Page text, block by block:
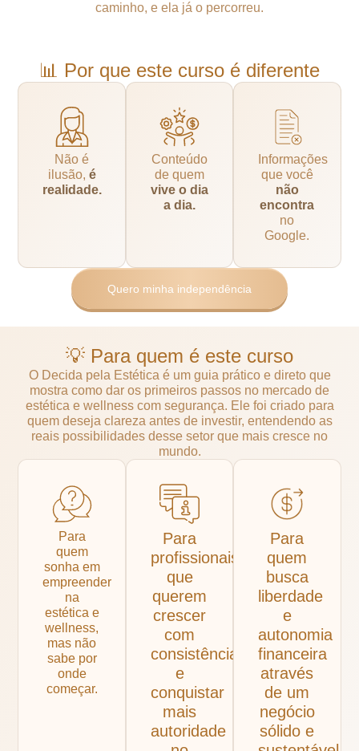
caminho, e ela já o percorreu.
📊 Por que este curso é diferente
Não é
ilusão, é
realidade.
Conteúdo
de quem
vive o dia
a dia.
Informações
que você
não
encontra
no
Google.
Quero minha independência
💡 Para quem é este curso
O Decida pela Estética é um guia prático e direto que
mostra como dar os primeiros passos no mercado de
estética e wellness com segurança. Ele foi criado para
quem deseja clareza antes de investir, entendendo as
reais possibilidades desse setor que mais cresce no
mundo.
Para
quem
sonha em
empreender
na
estética e
wellness,
mas não
sabe por
onde
começar.
Para
profissionais
que
querem
crescer
com
consistência
e
conquistar
mais
autoridade
Para
quem
busca
liberdade
e
autonomia
financeira
através
de um
negócio
sólido e